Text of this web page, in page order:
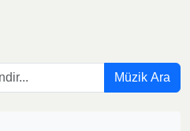
Müzik Ara